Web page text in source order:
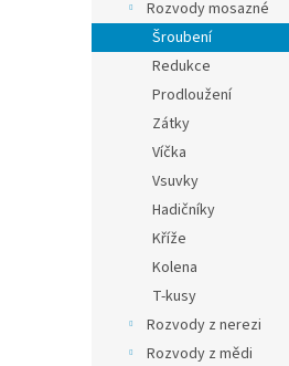
a
n
Rozvody mosazné
Šroubení
Redukce
Prodloužení
Zátky
Víčka
Vsuvky
Hadičníky
Kříže
Kolena
T-kusy
Rozvody z nerezi
Rozvody z mědi